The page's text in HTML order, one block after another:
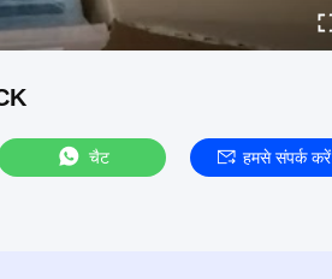
चैट हमसे संपर्क करें